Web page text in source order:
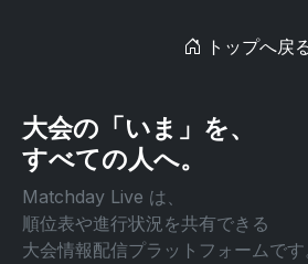
トップへ戻
大会の「いま」を、
すべての人へ。
Matchday Live は、
順位表や進行状況を共有できる
大会情報配信プラットフォームです